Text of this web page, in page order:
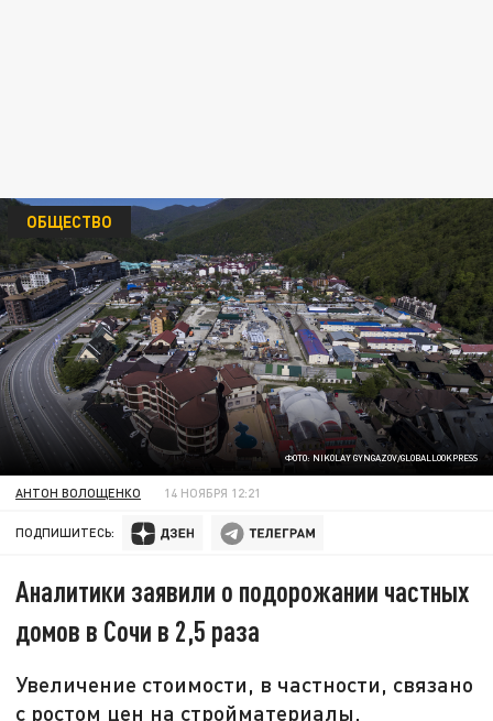
ФОТО: NIKOLAY GYNGAZOV/GLOBALLOOKPRESS
ОБЩЕСТВО
АНТОН ВОЛОЩЕНКО 14 НОЯБРЯ 12:21
ПОДПИШИТЕСЬ:
Аналитики заявили о подорожании частных
домов в Сочи в 2,5 раза
Увеличение стоимости, в частности, связано
с ростом цен на стройматериалы,